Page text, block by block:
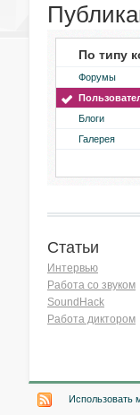
По типу
Форумы
Блоги
Галерея
Статьи
Интервью
Работа со звуком
SoundHack
Работа диктором
Использовать